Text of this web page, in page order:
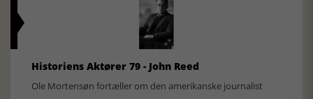
Historiens Aktører 79 - John Reed
Ole Mortensøn fortæller om den amerikanske journalist